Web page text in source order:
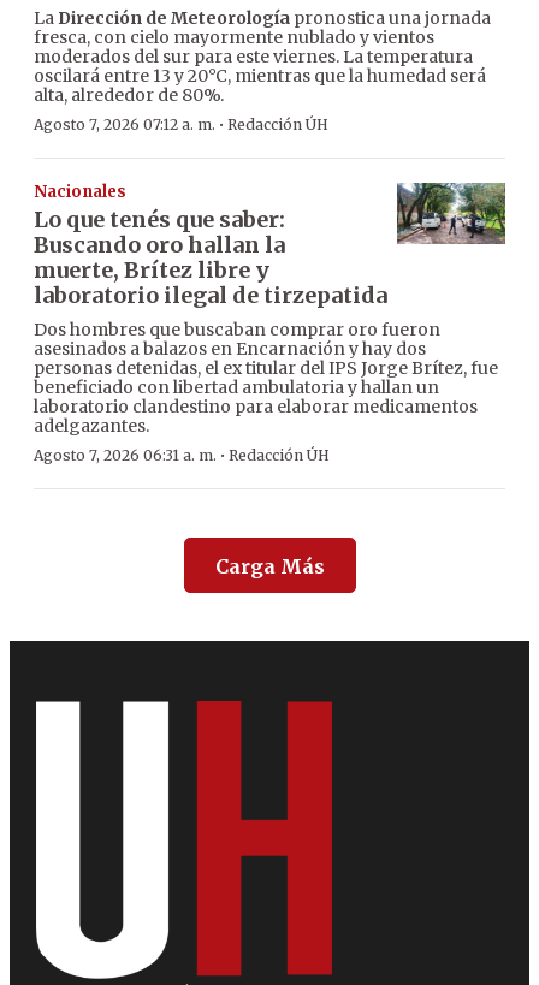
La Dirección de Meteorología pronostica una jornada
fresca, con cielo mayormente nublado y vientos
moderados del sur para este viernes. La temperatura
oscilará entre 13 y 20°C, mientras que la humedad será
alta, alrededor de 80%.
Agosto 7, 2026 07:12 a. m. · Redacción ÚH
Nacionales
Lo que tenés que saber:
Buscando oro hallan la
muerte, Brítez libre y
laboratorio ilegal de tirzepatida
Dos hombres que buscaban comprar oro fueron
asesinados a balazos en Encarnación y hay dos
personas detenidas, el ex titular del IPS Jorge Brítez, fue
beneficiado con libertad ambulatoria y hallan un
laboratorio clandestino para elaborar medicamentos
adelgazantes.
Agosto 7, 2026 06:31 a. m. · Redacción ÚH
Carga Más